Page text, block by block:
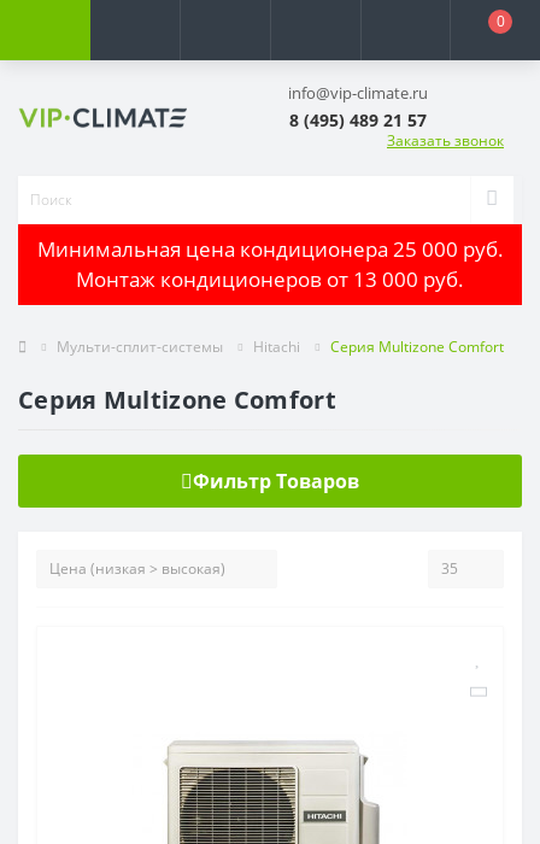
0
info@vip-climate.ru
8 (495) 489 21 57
Заказать звонок
Минимальная цена кондиционера 25 000 руб.
Монтаж кондиционеров от 13 000 руб.
Мульти-сплит-системы Hitachi Серия Multizone Comfort
Серия Multizone Comfort
Фильтр Товаров